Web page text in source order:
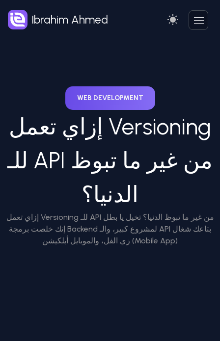
Ibrahim Ahmed
WEB DEVELOPMENT
إزاي تعمل Versioning
للـ API من غير ما تبوظ
الدنيا؟
إزاي تعمل Versioning للـ API من غير ما تبوظ الدنيا؟ تخيل يا بطل
إنك خلصت برمجة Backend لمشروع كبير، والـ API بتاعك شغال
زي الفل، والموبايل أبلكيشن (Mobile App)